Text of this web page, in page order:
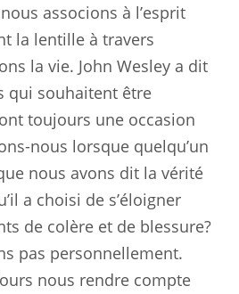
associons à l’esprit
la lentille à travers
la vie. John Wesley a dit
qui souhaitent être
toujours une occasion
nous lorsque quelqu’un
nous avons dit la vérité
a choisi de s’éloigner
de colère et de blessure?
pas personnellement.
nous rendre compte